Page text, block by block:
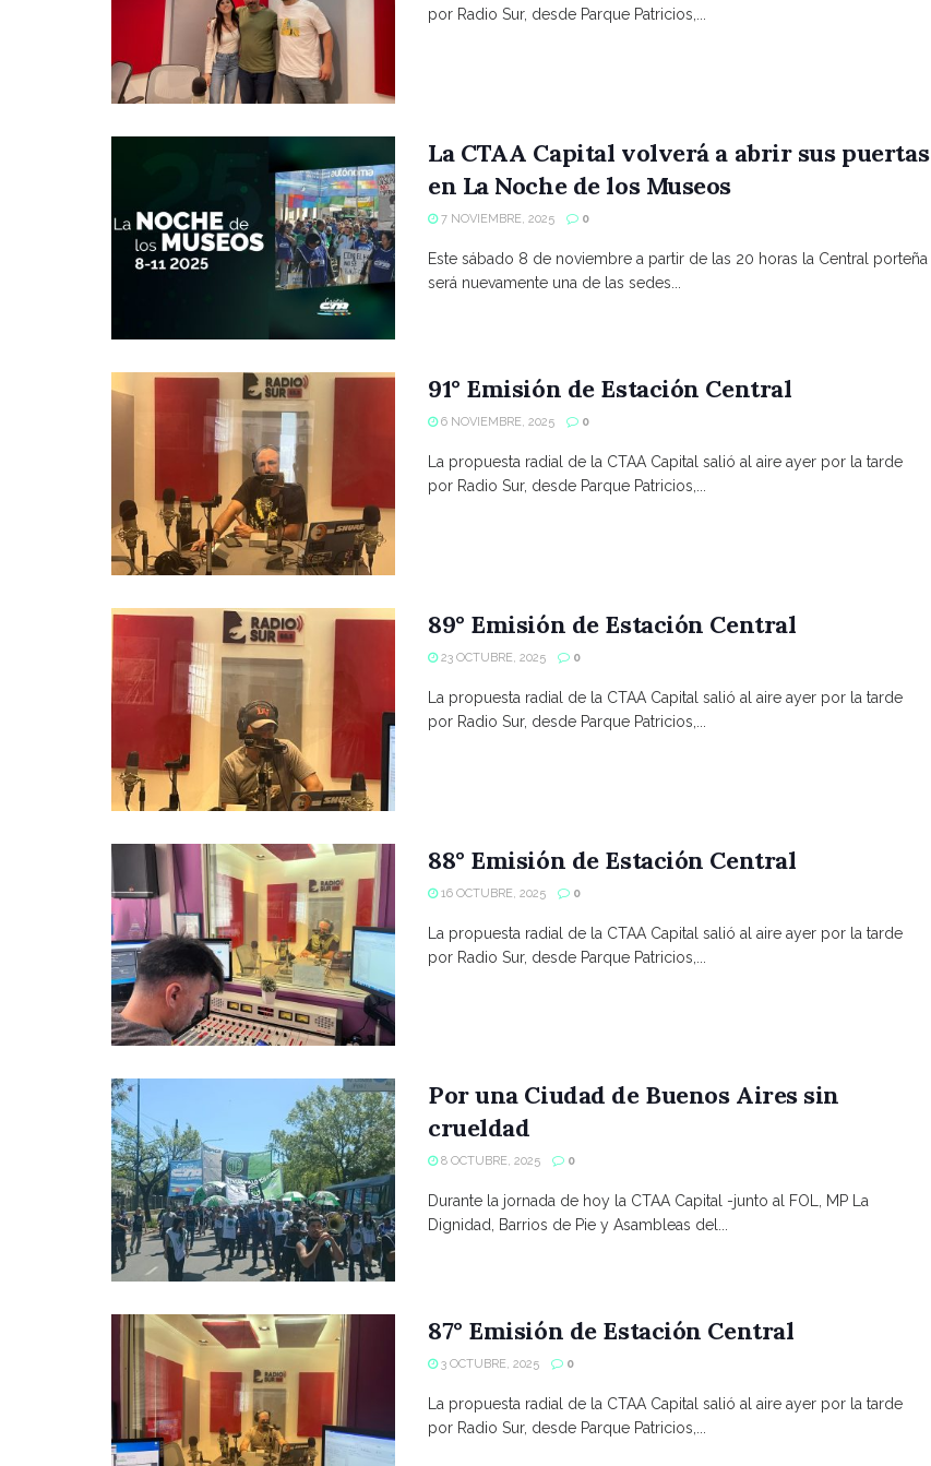
por Radio Sur, desde Parque Patricios,...
La CTAA Capital volverá a abrir sus puertas
en La Noche de los Museos
7 NOVIEMBRE, 2025 0
Este sábado 8 de noviembre a partir de las 20 horas la Central porteña
será nuevamente una de las sedes...
91° Emisión de Estación Central
6 NOVIEMBRE, 2025 0
La propuesta radial de la CTAA Capital salió al aire ayer por la tarde
por Radio Sur, desde Parque Patricios,...
89° Emisión de Estación Central
23 OCTUBRE, 2025 0
La propuesta radial de la CTAA Capital salió al aire ayer por la tarde
por Radio Sur, desde Parque Patricios,...
88° Emisión de Estación Central
16 OCTUBRE, 2025 0
La propuesta radial de la CTAA Capital salió al aire ayer por la tarde
por Radio Sur, desde Parque Patricios,...
Por una Ciudad de Buenos Aires sin
crueldad
8 OCTUBRE, 2025 0
Durante la jornada de hoy la CTAA Capital -junto al FOL, MP La
Dignidad, Barrios de Pie y Asambleas del...
87° Emisión de Estación Central
3 OCTUBRE, 2025 0
La propuesta radial de la CTAA Capital salió al aire ayer por la tarde
por Radio Sur, desde Parque Patricios,...